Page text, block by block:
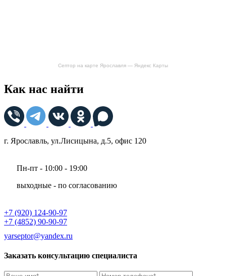
Септор на карте Ярославля — Яндекс Карты
Как нас найти
г. Ярославль, ул.Лисицына, д.5, офис 120
Пн-пт - 10:00 - 19:00
выходные - по согласованию
+7 (920) 124-90-97
+7 (4852) 90-90-97
yarseptor@yandex.ru
Заказать консультацию специалиста